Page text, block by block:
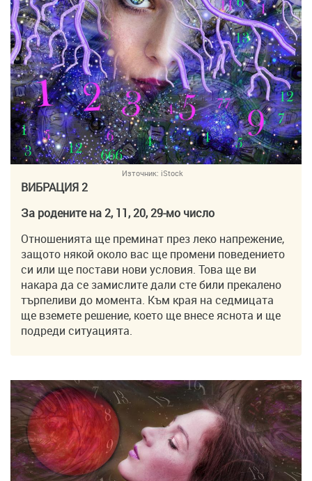
Източник: iStock
ВИБРАЦИЯ 2
За родените на 2, 11, 20, 29-мо число
Отношенията ще преминат през леко напрежение,
защото някой около вас ще промени поведението
си или ще постави нови условия. Това ще ви
накара да се замислите дали сте били прекалено
търпеливи до момента. Към края на седмицата
ще вземете решение, което ще внесе яснота и ще
подреди ситуацията.